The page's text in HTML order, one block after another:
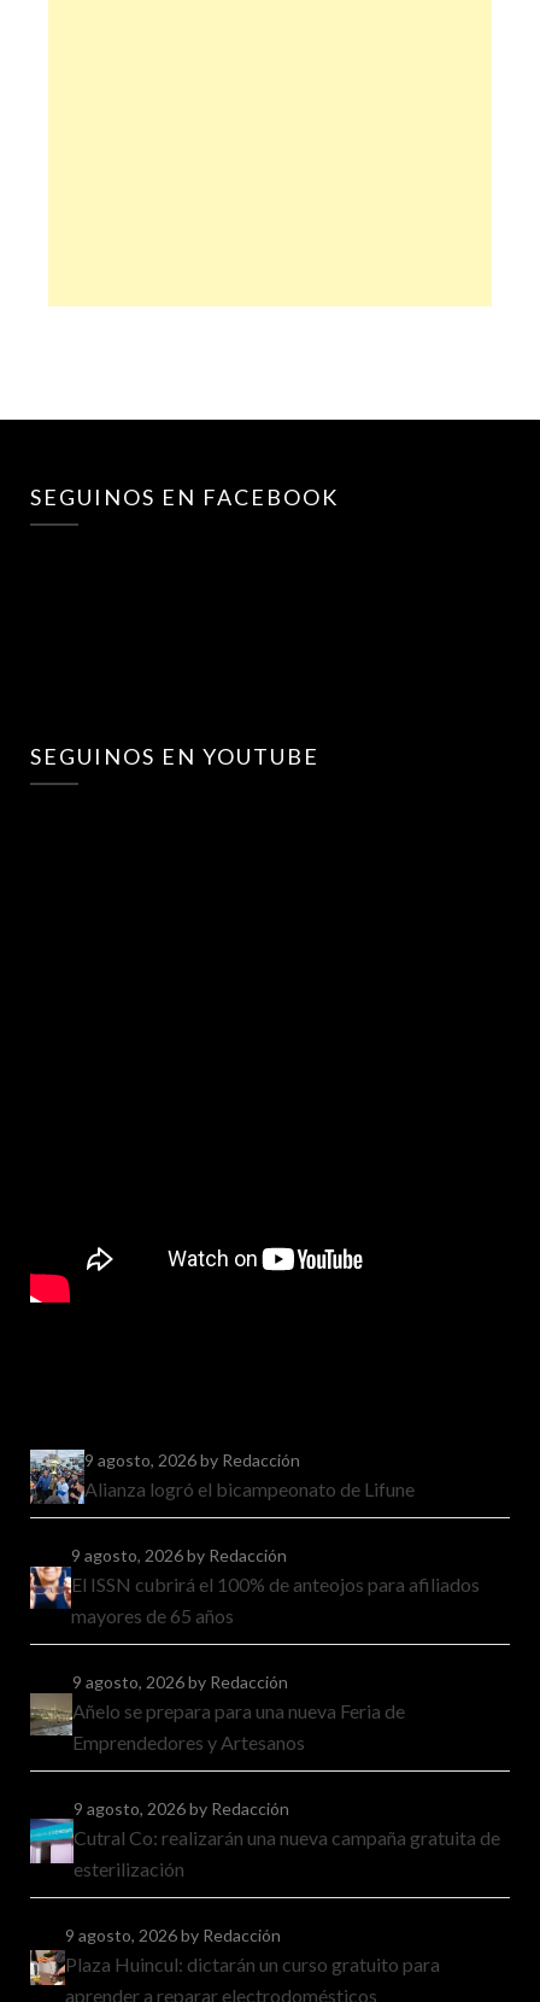
SEGUINOS EN FACEBOOK
SEGUINOS EN YOUTUBE
9 agosto, 2026by Redacción
Alianza logró el bicampeonato de Lifune
9 agosto, 2026by Redacción
El ISSN cubrirá el 100% de anteojos para afiliados
mayores de 65 años
9 agosto, 2026by Redacción
Añelo se prepara para una nueva Feria de
Emprendedores y Artesanos
9 agosto, 2026by Redacción
Cutral Co: realizarán una nueva campaña gratuita de
esterilización
9 agosto, 2026by Redacción
Plaza Huincul: dictarán un curso gratuito para
aprender a reparar electrodomésticos